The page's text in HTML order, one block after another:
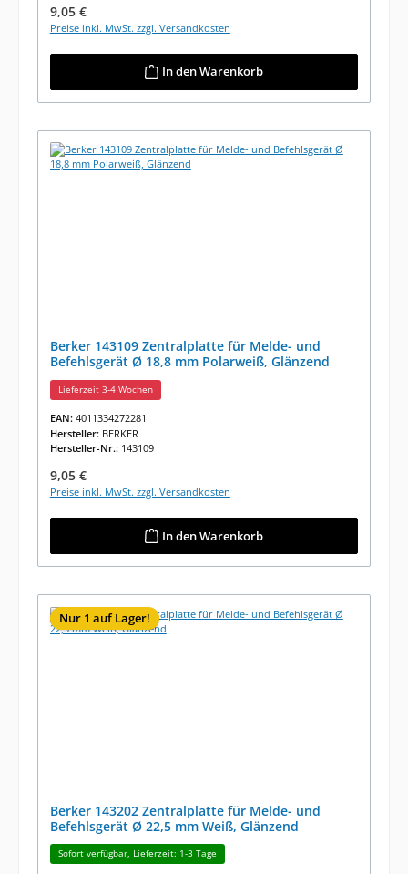
Regulärer Preis:
9,05 €
Preise inkl. MwSt. zzgl. Versandkosten
In den Warenkorb
Berker 143109 Zentralplatte für Melde- und
Befehlsgerät Ø 18,8 mm Polarweiß, Glänzend
Lieferzeit 3-4 Wochen
EAN: 4011334272281
Hersteller: BERKER
Hersteller-Nr.: 143109
Regulärer Preis:
9,05 €
Preise inkl. MwSt. zzgl. Versandkosten
In den Warenkorb
Nur 1 auf Lager!
Berker 143202 Zentralplatte für Melde- und
Befehlsgerät Ø 22,5 mm Weiß, Glänzend
Sofort verfügbar, Lieferzeit: 1-3 Tage